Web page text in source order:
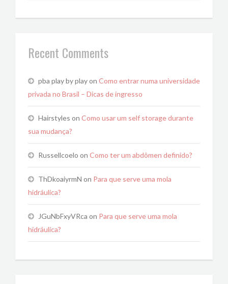
Recent Comments
pba play by playon Como entrar numa universidade
privada no Brasil – Dicas de ingresso
Hairstyles on Como usar um self storage durante
sua mudança?
Russellcoelo on Como ter um abdômen definido?
ThDkoaiyrmN on Para que serve uma mola
hidráulica?
JGuNbFxyVRca on Para que serve uma mola
hidráulica?